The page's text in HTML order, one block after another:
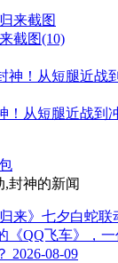
截图(10)
！从短腿近战到
,封神的新闻
归来》七夕白蛇联
《QQ飞车》，
2026-08-09